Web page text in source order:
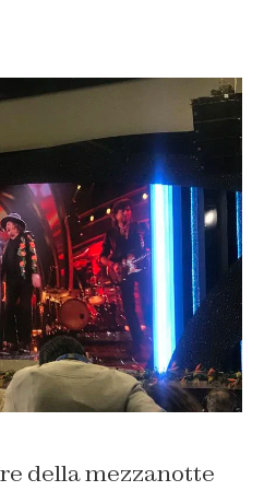
della mezzanotte